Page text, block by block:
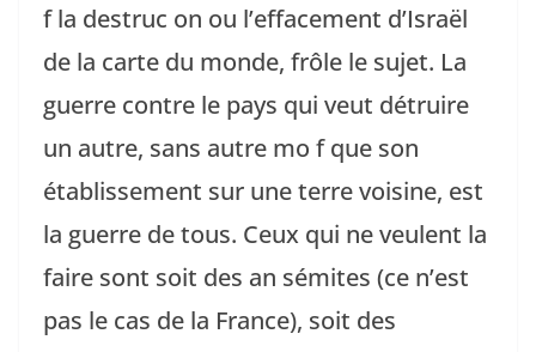
f la destruc on ou l’effacement d’Israël
de la carte du monde, frôle le sujet. La
guerre contre le pays qui veut détruire
un autre, sans autre mo f que son
établissement sur une terre voisine, est
la guerre de tous. Ceux qui ne veulent la
faire sont soit des an sémites (ce n’est
pas le cas de la France), soit des